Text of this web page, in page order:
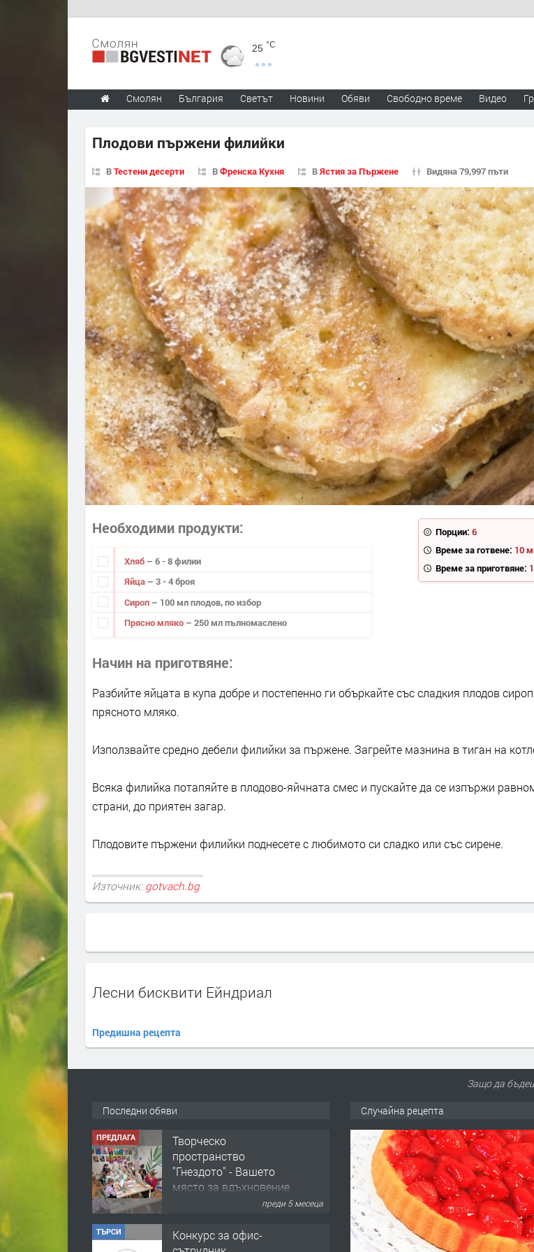
25 °C
Смолян България Светът Новини Обяви Свободно време Видео
Плодови пържени филийки
ВТестени десерти ВФренска Кухня ВЯстия за Пържене Видяна 79,997 пъти
Порции: 6
Време за готвене: 10
Време за приготвяне:
Необходими продукти
Хляб – 6 - 8 филии
Яйца – 3 - 4 броя
Сироп – 100 мл плодов, по избор
Прясно мляко – 250 мл пълномаслено
Начин на приготвяне
Разбийте яйцата в купа добре и постепенно ги объркайте със сладкия плодов
прясното мляко.
Използвайте средно дебели филийки за пържене. Загрейте мазнина в тиган на
Всяка филийка потапяйте в плодово-яйчната смес и пускайте да се изпържи
страни, до приятен загар.
Плодовите пържени филийки поднесете с любимото си сладко или със сирене.
Източник: gotvach.bg
Лесни бисквити Ейндриал
Предишна рецепта
Защо да
Последни обяви
ПРЕДЛАГА
Творческо
пространство
"Гнездото" - Вашето
място за вдъхновение
преди 5 месеца
ТЪРСИ
Конкурс за офис-
Случайна рецепта